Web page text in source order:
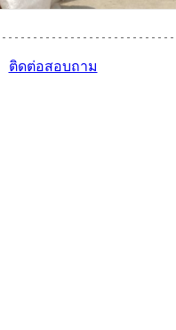
ติดต่อสอบถาม